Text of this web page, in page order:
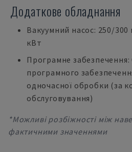
Додаткове обладнання
Вакуумний насос: 250/
кВт
Програмне забезпечення:
програмного
одночасної обробки (за
обслуговування)
*Можливі розбіжності між
фактичними значеннями